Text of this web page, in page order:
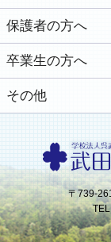
保護者の方へ
卒業生の方へ
その他
〒739-